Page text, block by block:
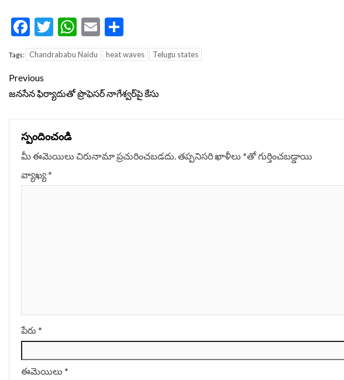
Facebook
Twitter
WhatsApp
Email
Tags: Chandrababu Naidu heat waves Telugu states
Continue
Reading
Previous
జనసేన ఫిర్యాదుతో ప్రొఫెసర్ నాగేశ్వర్‌పై కేసు
స్పందించండి
మీ ఈమెయిలు చిరునామా ప్రచురించబడదు.తప్పనిసరి ఖాళీలు *‌తో గుర్తించబడ్డాయి
వ్యాఖ్య*
పేరు *
ఈమెయిలు *